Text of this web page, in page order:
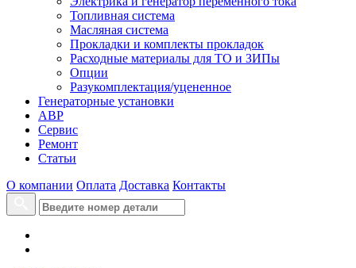
Топливная система
Масляная система
Прокладки и комплекты прокладок
Расходные материалы для ТО и ЗИПы
Опции
Разукомплектация/уцененное
Генераторные установки
АВР
Сервис
Ремонт
Статьи
О компании Оплата Доставка Контакты